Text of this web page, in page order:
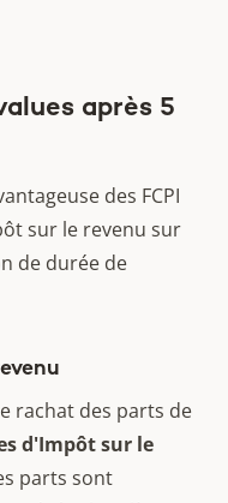
après 5
des FCPI
sur le revenu sur
de durée de
rachat des parts de
d'Impôt sur le
parts sont